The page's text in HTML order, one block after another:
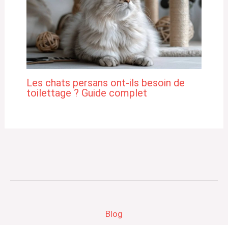
Les chats persans ont-ils besoin de
toilettage ? Guide complet
Blog